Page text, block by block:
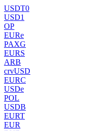
USDT0
USD1
OP
EURe
PAXG
EURS
ARB
crvUSD
EURC
USDe
POL
USDB
EURT
EUR